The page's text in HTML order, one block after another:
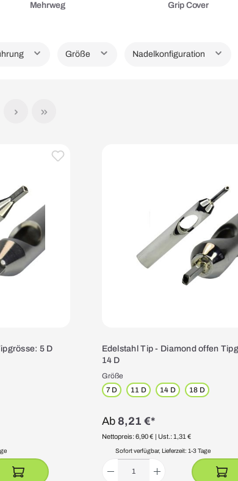
Mehrweg Grip Cover
Größe Nadelkonfiguration
5 D
Edelstahl Tip - Diamond offen
14 D
Größe
7 D
11 D 14 D 18 D
Ab 8,21 €*
Nettopreis: 6,90 € | Ust.: 1,31 €
Sofort verfügbar, Lieferzeit: 1-3 Tage